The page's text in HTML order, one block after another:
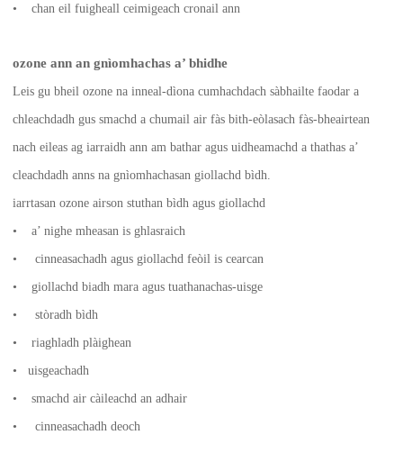
• chan eil fuigheall ceimigeach cronail ann
ozone ann an gnìomhachas a’ bhidhe
Leis gu bheil ozone na inneal-dìona cumhachdach sàbhailte faodar a
chleachdadh gus smachd a chumail air fàs bith-eòlasach fàs-bheairtean
nach eileas ag iarraidh ann am bathar agus uidheamachd a thathas a’
cleachdadh anns na gnìomhachasan giollachd bìdh.
iarrtasan ozone airson stuthan bìdh agus giollachd
• a’ nighe mheasan is ghlasraich
• cinneasachadh agus giollachd feòil is cearcan
• giollachd biadh mara agus tuathanachas-uisge
• stòradh bìdh
• riaghladh plàighean
• uisgeachadh
• smachd air càileachd an adhair
• cinneasachadh deoch